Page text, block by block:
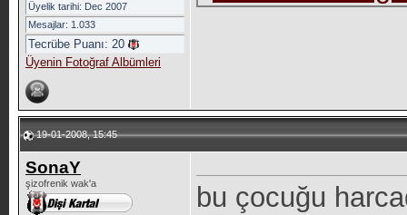
Üyelik tarihi: Dec 2007
Mesajlar: 1.033
Tecrübe Puanı: 20
Üyenin Fotoğraf Albümleri
19-01-2008, 15:45
SonaY
şizofrenik wak'a
bu çocuğu